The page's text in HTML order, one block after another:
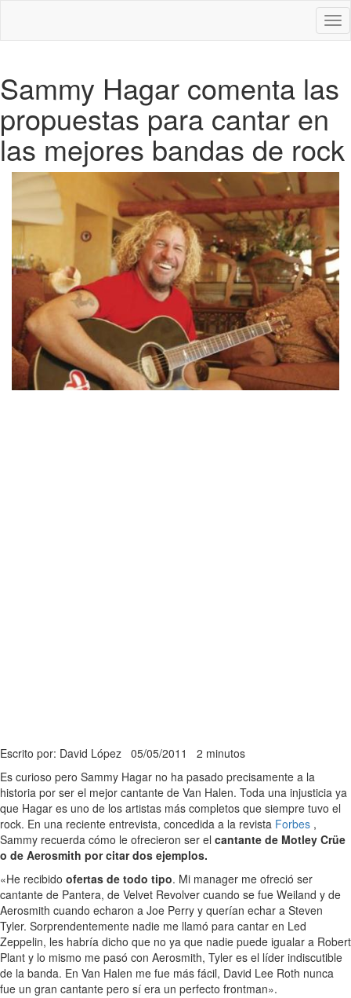
Sammy Hagar comenta las
propuestas para cantar en
las mejores bandas de rock
Escrito por: David López 05/05/2011 2 minutos
Es curioso pero Sammy Hagar no ha pasado precisamente a la
historia por ser el mejor cantante de Van Halen. Toda una injusticia ya
que Hagar es uno de los artistas más completos que siempre tuvo el
rock. En una reciente entrevista, concedida a la revista Forbes ,
Sammy recuerda cómo le ofrecieron ser el cantante de Motley Crüe
o de Aerosmith por citar dos ejemplos.
«He recibido ofertas de todo tipo. Mi manager me ofreció ser
cantante de Pantera, de Velvet Revolver cuando se fue Weiland y de
Aerosmith cuando echaron a Joe Perry y querían echar a Steven
Tyler. Sorprendentemente nadie me llamó para cantar en Led
Zeppelin, les habría dicho que no ya que nadie puede igualar a Robert
Plant y lo mismo me pasó con Aerosmith, Tyler es el líder indiscutible
de la banda. En Van Halen me fue más fácil, David Lee Roth nunca
fue un gran cantante pero sí era un perfecto frontman».